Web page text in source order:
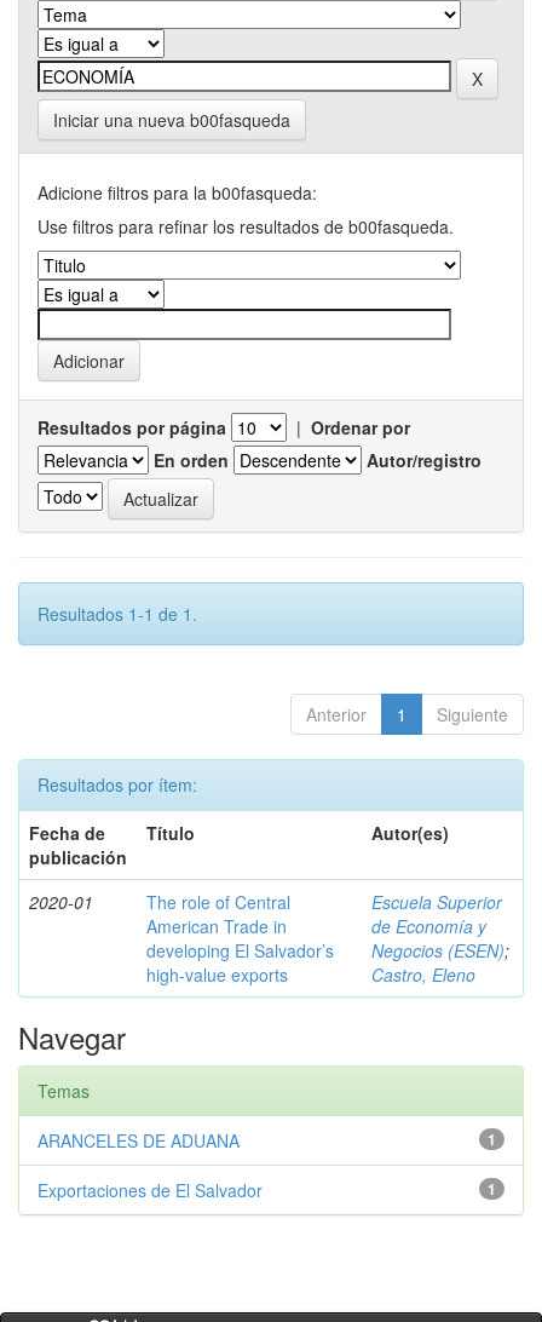
Iniciar una nueva b00fasqueda
Adicione filtros para la b00fasqueda:
Use filtros para refinar los resultados de b00fasqueda.
Resultados por página | Ordenar por
En orden
Autor/registro
Resultados 1-1 de 1.
Anterior 1 Siguiente
Resultados por ítem:
Fecha de
publicación
Título Autor(es)
2020-01
The role of Central
American Trade in
developing El Salvador’s
high-value exports
Escuela Superior
de Economía y
Negocios (ESEN);
Castro, Eleno
Navegar
Temas
1
ARANCELES DE ADUANA
1
Exportaciones de El Salvador